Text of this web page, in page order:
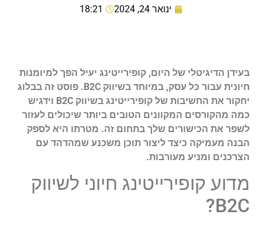
ינואר 24, 2024 18:21
בעידן הדיגיטלי של היום, קופירייטינג יעיל הפך למיומנות
חיונית עבור כל עסק, במיוחד בשיווק B2C. פוסט זה בבלוג
יחקור את החשיבות של קופירייטינג בשיווק B2C וידגיש
כמה מהקורסים המקוונים הטובים ביותר שיכולים לעזור
לשפר את הכישורים שלך בתחום זה. מטרתו היא לספק
הבנה מעמיקה כיצד ליצור תוכן משכנע שמהדהד עם
הצרכנים ומניע מעורבות.
מדוע קופירייטינג חיוני לשיווק
B2C?